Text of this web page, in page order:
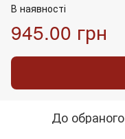
В наявності
945.00 грн
До обраного